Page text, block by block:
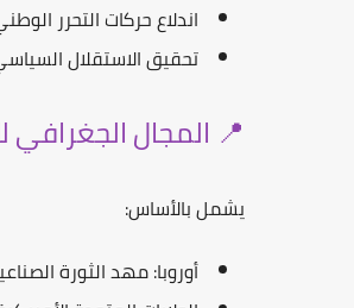
اندلاعحركات التحرر
تحقيق الاستقلال
📍 المجال الجغرافي
يشمل بالأساس:
أوروبا: مهد الثورة